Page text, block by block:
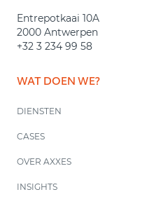
Entrepotkaai 10A
2000 Antwerpen
+32 3 234 99 58
WAT DOEN WE?
DIENSTEN
CASES
OVER AXXES
INSIGHTS